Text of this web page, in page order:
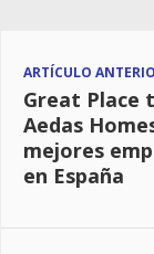
ARTÍCULO
Great Place
Aedas
mejores
en España